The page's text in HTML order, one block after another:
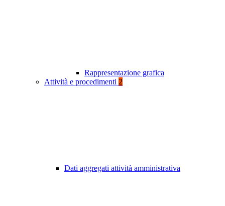
Rappresentazione grafica
Attività e procedimenti 2
Dati aggregati attività amministrativa